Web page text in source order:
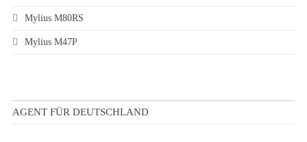
Mylius M80RS
Mylius M47P
AGENT FÜR DEUTSCHLAND